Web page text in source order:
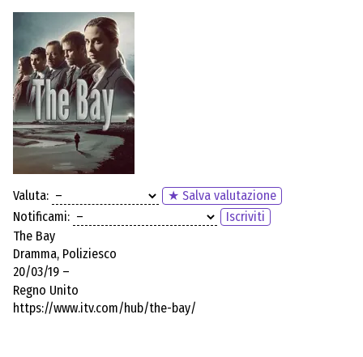
Valuta:
★ Salva valutazione
Notificami:
Iscriviti
The Bay
Dramma, Poliziesco
20/03/19 –
Regno Unito
https://www.itv.com/hub/the-bay/